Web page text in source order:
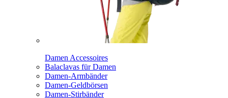
Damen Accessoires
Balaclavas für Damen
Damen-Armbänder
Damen-Geldbörsen
Damen-Stirbänder